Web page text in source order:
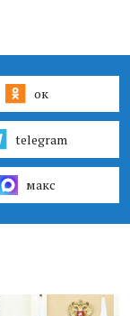
ок
telegram
макс